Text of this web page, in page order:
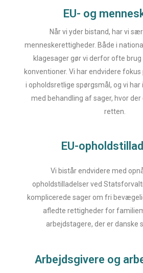
EU- og
Når vi yder bistand, har vi
menneskerettigheder. Både i
klagesager gør vi derfor ofte
konventioner. Vi har endvidere
i opholdsretlige spørgsmål, og vi
med behandling af sager, hvor der
retten.
EU-
Vi bistår endvidere med
opholdstilladelser ved
komplicerede sager om fri
afledte rettigheder for
arbejdstagere, der er danske
Arbejdsgivere og